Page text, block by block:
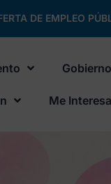
DE EMPLEO
Me Interesa